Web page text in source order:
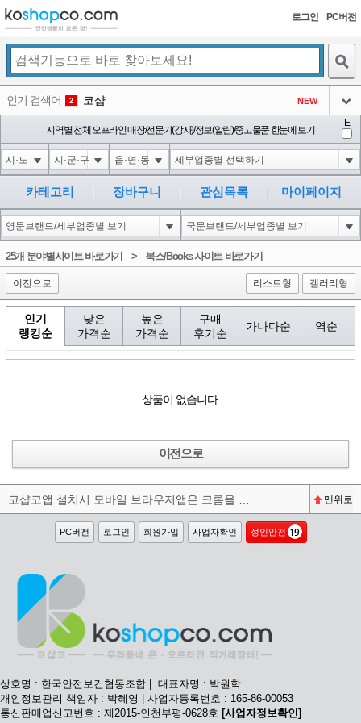
로그인 PC버전
인기 검색어 2 코샵 NEW
3 익스
아이콘
4 미끄럼방지
아이콘
5 대성설렁탕
아이콘
-16
6 1-1 waitfor delay '0:0:15' --
아이콘
0
1
지역별 전체 오프라인 매장/전문가(강사)/정보(알림)/중고물품 한눈에 보기
E
카테고리 장바구니 관심목록 마이페이지
25개 분야별사이트 바로가기 > 북스/Books 사이트 바로가기
이전으로 리스트형 갤러리형
인기
랭킹순
낮은
가격순
높은
가격순
구매
후기순
가나다순 역순
상품이 없습니다.
이전으로
맨위로
PC버전 로그인 회원가입 사업자확인 성인안전
상호명 : 한국안전보건협동조합 | 대표자명 : 박원학
개인정보관리 책임자 : 박혜영 | 사업자등록번호 : 165-86-00053
통신판매업신고번호 : 제2015-인천부평-0628호 [사업자정보확인]